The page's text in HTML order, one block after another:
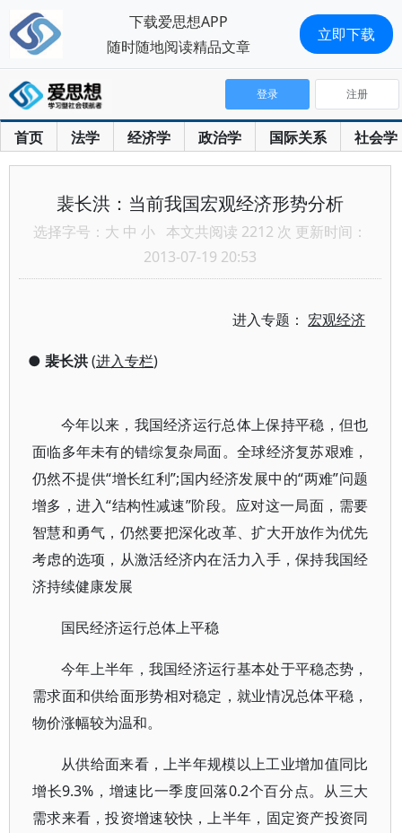
首页 法学 经济学 政治学 国际关系 社会学
登录 注册
裴长洪：当前我国宏观经济形势分析
选择字号： 大 中 小 本文共阅读 2212 次 更新时间：
2013-07-19 20:53
进入专题：宏观经济
● 裴长洪(进入专栏)
今年以来，我国经济运行总体上保持平稳，但也
面临多年未有的错综复杂局面。全球经济复苏艰难，
仍然不提供“增长红利”;国内经济发展中的“两难”问题
增多，进入“结构性减速”阶段。应对这一局面，需要
智慧和勇气，仍然要把深化改革、扩大开放作为优先
考虑的选项，从激活经济内在活力入手，保持我国经
济持续健康发展
国民经济运行总体上平稳
今年上半年，我国经济运行基本处于平稳态势，
需求面和供给面形势相对稳定，就业情况总体平稳，
物价涨幅较为温和。
从供给面来看，上半年规模以上工业增加值同比
增长9.3%，增速比一季度回落0.2个百分点。从三大
需求来看，投资增速较快，上半年，固定资产投资同
下载爱思想APP
随时随地阅读精品文章
立即下载